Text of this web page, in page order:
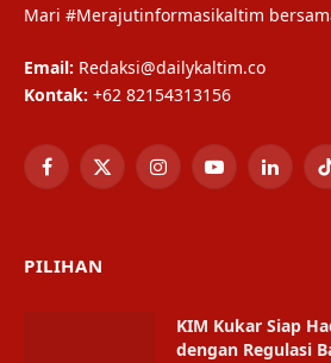
Mari #Merajutinformasikaltim
Email: Redaksi@dailykaltim.co
Kontak: +62 82154313156
Facebook
X
InstagramYouTubeLinkedIn
PILIHAN
KIM Kukar Siap
dengan Regulasi